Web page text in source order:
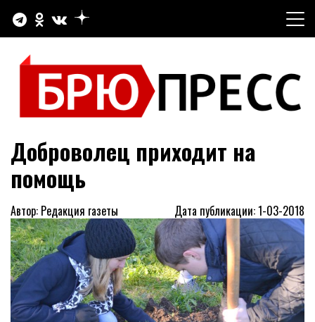
содержимому
БРЮПРЕСС
Официальный сайт газеты "Брюховецкие новости"
Доброволец приходит на
помощь
Автор: Редакция газеты Дата публикации: 1-03-2018